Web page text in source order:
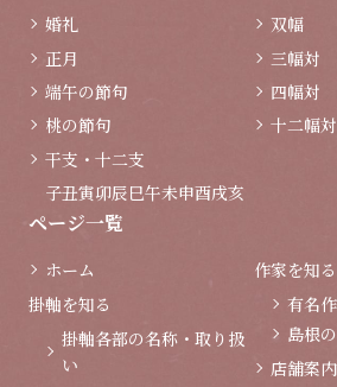
婚礼
正月
端午の節句
桃の節句
干支・十二支
子丑寅卯辰巳午未申酉戌亥
双幅
三幅対
四幅対
十二幅対
ページ一覧
ホーム
掛軸を知る
掛軸各部の名称・取り扱
い
作家を知る
有名
島根
店舗案内